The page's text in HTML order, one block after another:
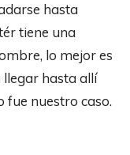
hasta
tiene una
lo mejor es
hasta allí
fue nuestro caso.